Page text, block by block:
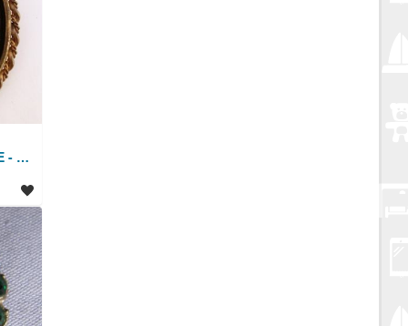
BROŠ LIMOGES FRANCE - KRASAN STARINSKI BROŠ